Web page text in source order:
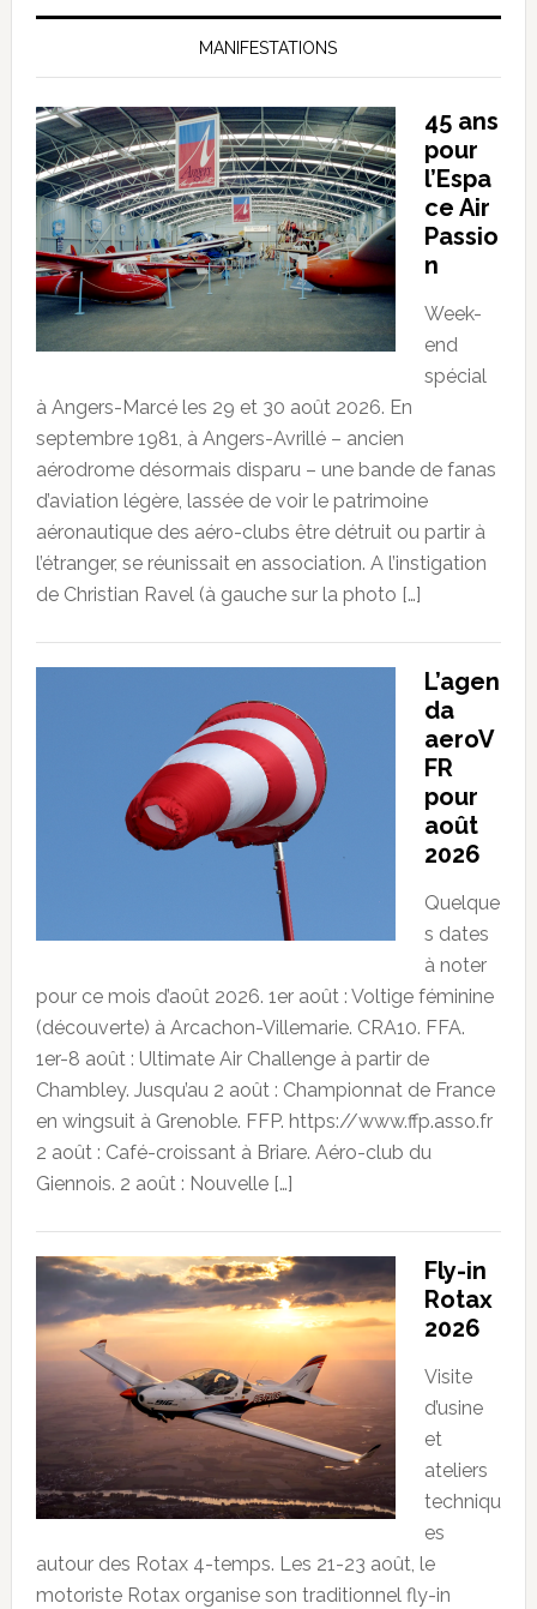
MANIFESTATIONS
45 ans
pour
l’Espa
ce Air
Passio
n
Week-
end
spécial
à Angers-Marcé les 29 et 30 août 2026. En
septembre 1981, à Angers-Avrillé – ancien
aérodrome désormais disparu – une bande de fanas
d’aviation légère, lassée de voir le patrimoine
aéronautique des aéro-clubs être détruit ou partir à
l’étranger, se réunissait en association. A l’instigation
de Christian Ravel (à gauche sur la photo […]
L’agen
da
aeroV
FR
pour
août
2026
Quelque
s dates
à noter
pour ce mois d’août 2026. 1er août : Voltige féminine
(découverte) à Arcachon-Villemarie. CRA10. FFA.
1er-8 août : Ultimate Air Challenge à partir de
Chambley. Jusqu’au 2 août : Championnat de France
en wingsuit à Grenoble. FFP. https://www.ffp.asso.fr
2 août : Café-croissant à Briare. Aéro-club du
Giennois. 2 août : Nouvelle […]
Fly-in
Rotax
2026
Visite
d’usine
et
ateliers
techniqu
es
autour des Rotax 4-temps. Les 21-23 août, le
motoriste Rotax organise son traditionnel fly-in